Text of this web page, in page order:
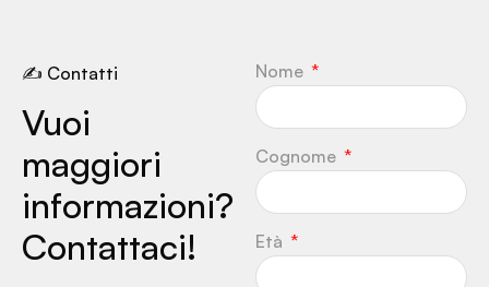
✍ Contatti
Vuoi
maggiori
informazioni?
Contattaci!
Nome
Cognome
Età